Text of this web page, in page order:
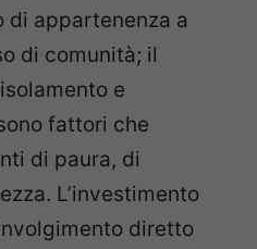
di appartenenza a
di comunità; il
e
fattori che
di paura, di
L’investimento
diretto